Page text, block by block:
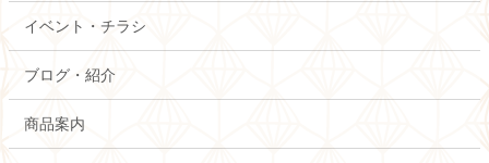
イベント・チラシ
ブログ・紹介
商品案内